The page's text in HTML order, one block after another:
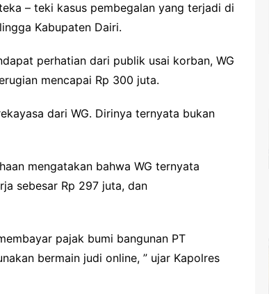
– teki kasus pembegalan yang terjadi di
Kabupaten Dairi.
perhatian dari publik usai korban, WG
mencapai Rp 300 juta.
dari WG. Dirinya ternyata bukan
mengatakan bahwa WG ternyata
sebesar Rp 297 juta, dan
pajak bumi bangunan PT
bermain judi online, ” ujar Kapolres